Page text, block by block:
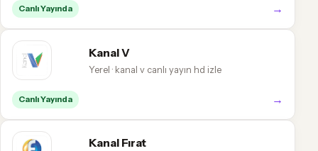
Canlı Yayında →
Kanal V
Yerel · kanal v canlı yayın hd izle
Canlı Yayında →
Kanal Fırat